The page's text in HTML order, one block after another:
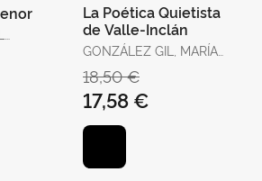
La Poética Quietista
de Valle-Inclán
GONZÁLEZ GIL, MARÍA
18,50 €
17,58 €